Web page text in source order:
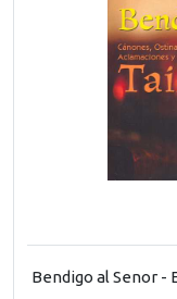
Bendigo al Senor -